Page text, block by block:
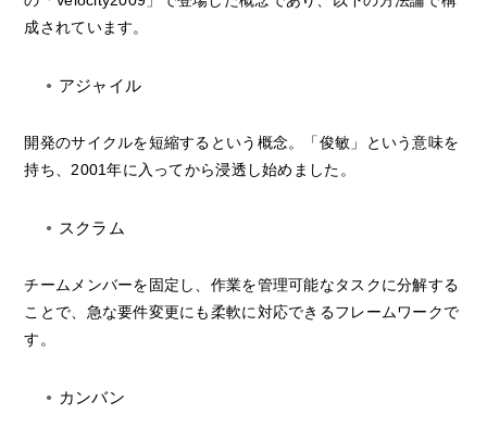
成されています。
アジャイル
開発のサイクルを短縮するという概念。「俊敏」という意味を
持ち、2001年に入ってから浸透し始めました。
スクラム
チームメンバーを固定し、作業を管理可能なタスクに分解する
ことで、急な要件変更にも柔軟に対応できるフレームワークで
す。
カンバン